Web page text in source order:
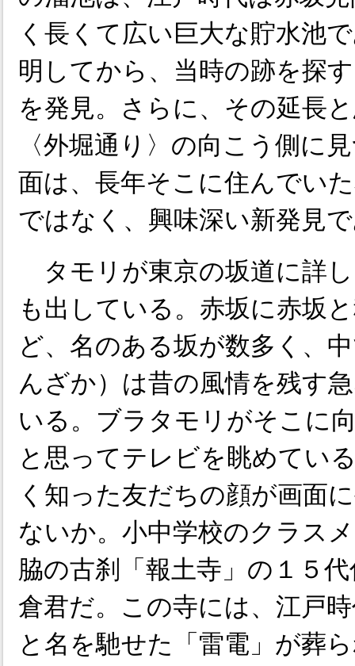
く長くて広い巨大な貯水池
明してから、当時の跡を探
を発見。さらに、その延長
〈外堀通り〉の向こう側に
面は、長年そこに住んでい
ではなく、興味深い新発見
タモリが東京の坂道に詳
も出している。赤坂に赤坂
ど、名のある坂が数多く、
んざか）は昔の風情を残す
いる。ブラタモリがそこに
と思ってテレビを眺めてい
く知った友だちの顔が画面
ないか。小中学校のクラス
脇の古刹「報土寺」の１５
倉君だ。この寺には、江戸
と名を馳せた「雷電」が葬